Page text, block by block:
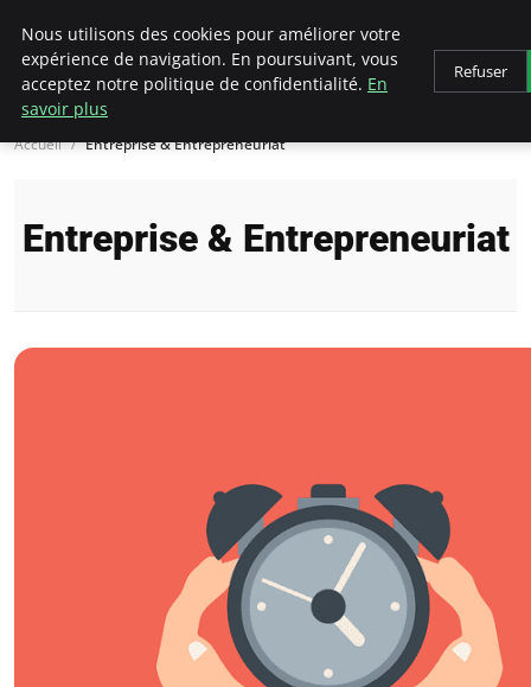
LECFCM
Accueil Entreprise & Entrepreneuriat
Entreprise & Entrepreneuriat
Nous utilisons des cookies pour améliorer votre
expérience de navigation. En poursuivant, vous
acceptez notre politique de confidentialité. En
savoir plus
Refuser